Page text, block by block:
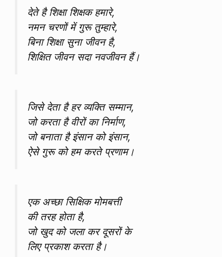
देते है शिक्षा शिक्षक हमारे,
नमन चरणों में गुरू तुम्हारे,
बिना शिक्षा सुना जीवन है,
शिक्षित जीवन सदा नवजीवन हैं।
जिसे देता है हर व्यक्ति सम्मान,
जो करता है वीरों का निर्माण,
जो बनाता है इंसान को इंसान,
ऐसे गुरू को हम करते प्रणाम।
एक अच्छा सिक्षिक मोमबत्ती
की तरह होता है,
जो खुद को जला कर दूसरों के
लिए प्रकाश करता है।